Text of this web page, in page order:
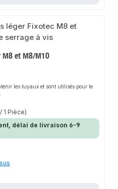
M8 et M8/M10
les tuyaux et sont utilisés pour le
1 Pièce)
délai de livraison 6-9